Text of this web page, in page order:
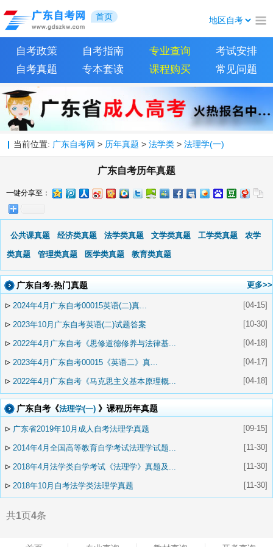
首页
自考政策 自考指南 专业查询
考试安排
自考真题
专本套读 课程购买 常见问题
当前位置: 广东自考网 > 历年真题 > 法学类> 法理学(一)
广东自考历年真题
一键分享至：
公共课真题 经济类真题 法学类真题 文学类真题 工学类真题 农学
类真题 管理类真题 医学类真题 教育类真题
广东自考-热门真题 更多>>
▹ 2024年4月广东自考00015英语(二)真... [04-15]
▹ 2023年10月广东自考英语(二)试题答案 [10-30]
▹ 2022年4月广东自考《思修道德修养与法律基... [04-18]
▹ 2023年4月广东自考00015《英语二》真... [04-17]
▹ 2022年4月广东自考《马克思主义基本原理概... [04-18]
广东自考《法理学(一) 》课程历年真题
▹ 广东省2019年10月成人自考法理学真题 [09-15]
▹ 2014年4月全国高等教育自学考试法理学试题... [11-30]
▹ 2018年4月法学类自学考试《法理学》真题及... [11-30]
▹ 2018年10月自考法学类法理学真题 [11-30]
共1页4条